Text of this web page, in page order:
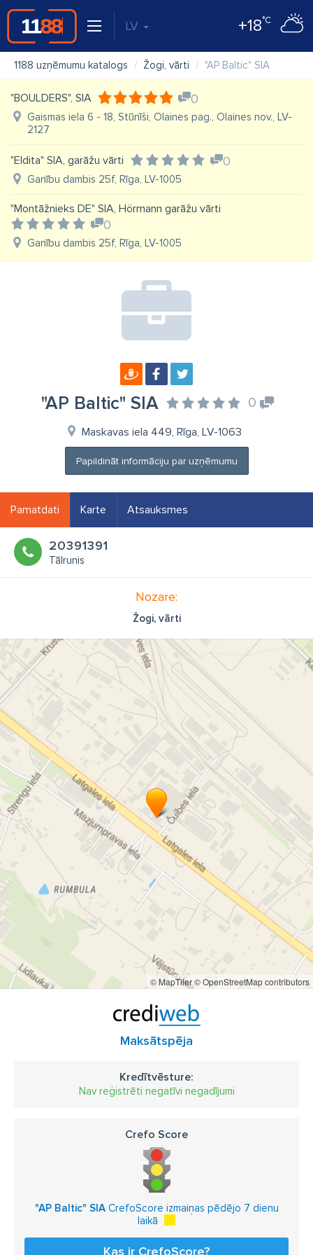
LV +18°C
1188 uzņēmumu katalogs Žogi, vārti "AP Baltic" SIA
"BOULDERS", SIA 0
Gaismas iela 6 - 18, Stūnīši, Olaines pag., Olaines nov., LV-
2127
"Eldita" SIA, garāžu vārti 0
Ganību dambis 25f, Rīga, LV-1005
"Montāžnieks DE" SIA, Hörmann garāžu vārti
0
Ganību dambis 25f, Rīga, LV-1005
"AP Baltic" SIA 0
Maskavas iela 449, Rīga, LV-1063
Papildināt informāciju par uzņēmumu
Pamatdati Karte Atsauksmes
20391391
Tālrunis
Nozare:
Žogi, vārti
© MapTiler© OpenStreetMap contributors
Maksātspēja
Kredītvēsture:
Nav reģistrēti negatīvi negadījumi
Crefo Score
"AP Baltic" SIACrefoScore izmaiņas pēdējo 7 dienu
laikā
Kas ir CrefoScore?